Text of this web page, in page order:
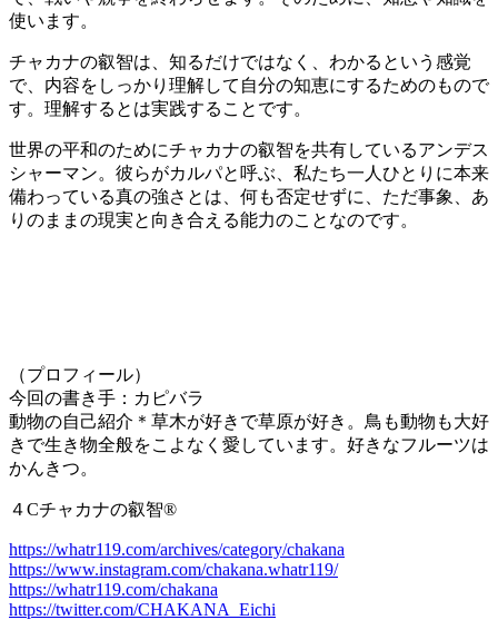
使います。
チャカナの叡智は、知るだけではなく、わかるという感覚
で、内容をしっかり理解して自分の知恵にするためのもので
す。理解するとは実践することです。
世界の平和のためにチャカナの叡智を共有しているアンデス
シャーマン。彼らがカルパと呼ぶ、私たち一人ひとりに本来
備わっている真の強さとは、何も否定せずに、ただ事象、あ
りのままの現実と向き合える能力のことなのです。
（プロフィール）
今回の書き手：カピバラ
動物の自己紹介＊草木が好きで草原が好き。鳥も動物も大好
きで生き物全般をこよなく愛しています。好きなフルーツは
かんきつ。
４Cチャカナの叡智®
https://whatr119.com/archives/category/chakana
https://www.instagram.com/chakana.whatr119/
https://whatr119.com/chakana
https://twitter.com/CHAKANA_Eichi